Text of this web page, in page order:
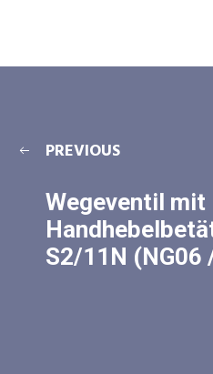
PREVIOUS
Wegeventil mit
S2/11N (NG06